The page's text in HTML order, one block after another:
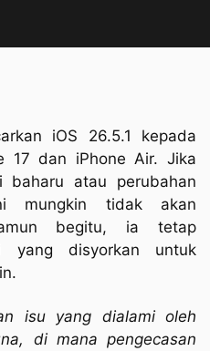
iOS 26.5.1 kepada
17 dan iPhone Air. Jika
baharu atau perubahan
mungkin tidak akan
begitu, ia tetap
yang disyorkan untuk
isu yang dialami oleh
di mana pengecasan